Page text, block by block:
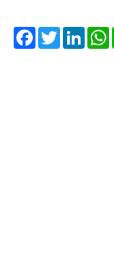
TwitterLinkedIn
WhatsApp